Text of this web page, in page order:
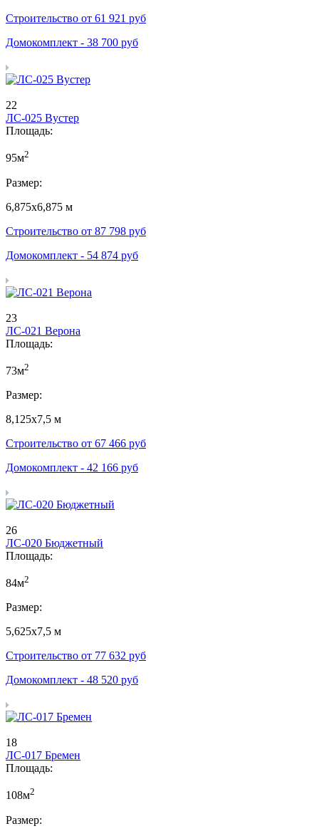
Строительство от 61 921 руб
Домокомплект - 38 700 руб
22
ЛС-025 Вустер
Площадь:
95м2
Размер:
6,875х6,875 м
Строительство от 87 798 руб
Домокомплект - 54 874 руб
23
ЛС-021 Верона
Площадь:
73м2
Размер:
8,125х7,5 м
Строительство от 67 466 руб
Домокомплект - 42 166 руб
26
ЛС-020 Бюджетный
Площадь:
84м2
Размер:
5,625х7,5 м
Строительство от 77 632 руб
Домокомплект - 48 520 руб
18
ЛС-017 Бремен
Площадь:
108м2
Размер: